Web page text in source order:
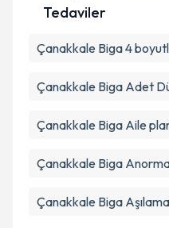
Tedaviler
Çanakkale Biga 4
Çanakkale Biga Adet
Çanakkale Biga Aile
Çanakkale Biga
Çanakkale Biga